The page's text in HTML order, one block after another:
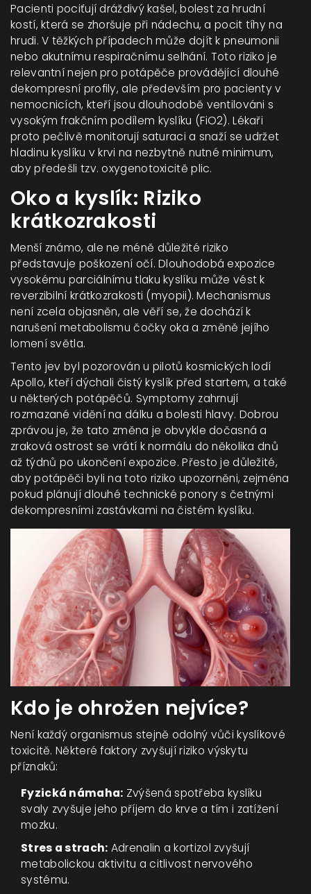
Pacienti pociťují dráždivý kašel, bolest za hrudní
kostí, která se zhoršuje při nádechu, a pocit tíhy na
hrudi. V těžkých případech může dojít k pneumonii
nebo akutnímu respiračnímu selhání. Toto riziko je
relevantní nejen pro potápěče provádějící dlouhé
dekompresní profily, ale především pro pacienty v
nemocnicích, kteří jsou dlouhodobě ventilováni s
vysokým frakčním podílem kyslíku (FiO2). Lékaři
proto pečlivě monitorují saturaci a snaží se udržet
hladinu kyslíku v krvi na nezbytně nutné minimum,
aby předešli tzv. oxygenotoxicitě plic.
Oko a kyslík: Riziko
krátkozrakosti
Menší známo, ale ne méně důležité riziko
představuje poškození očí. Dlouhodobá expozice
vysokému parciálnímu tlaku kyslíku může vést k
reverzibilní krátkozrakosti (myopii). Mechanismus
není zcela objasněn, ale věří se, že dochází k
narušení metabolismu čočky oka a změně jejího
lomení světla.
Tento jev byl pozorován u pilotů kosmických lodí
Apollo, kteří dýchali čistý kyslík před startem, a také
u některých potápěčů. Symptomy zahrnují
rozmazané vidění na dálku a bolesti hlavy. Dobrou
zprávou je, že tato změna je obvykle dočasná a
zraková ostrost se vrátí k normálu do několika dnů
až týdnů po ukončení expozice. Přesto je důležité,
aby potápěči byli na toto riziko upozorněni, zejména
pokud plánují dlouhé technické ponory s četnými
dekompresními zastávkami na čistém kyslíku.
Kdo je ohrožen nejvíce?
Není každý organismus stejně odolný vůči kyslíkové
toxicitě. Některé faktory zvyšují riziko výskytu
příznaků:
Fyzická námaha: Zvýšená spotřeba kyslíku
svaly zvyšuje jeho příjem do krve a tím i zatížení
mozku.
Stres a strach: Adrenalin a kortizol zvyšují
metabolickou aktivitu a citlivost nervového
systému.